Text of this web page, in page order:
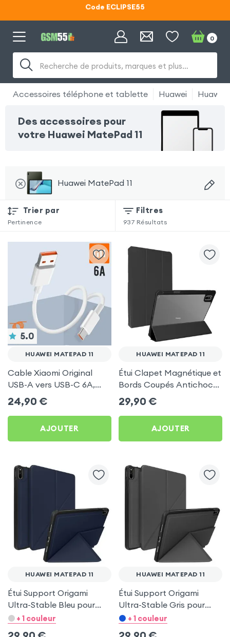
Lunettes d'éclipse OFFERTES
Code ECLIPSE55
Recherche de produits, marques et plus…
0
Accessoires téléphone et tablette Huawei Huawei
Des accessoires pour
votre Huawei MatePad 11
Huawei MatePad 11
Trier par
Pertinence
Filtres
937 Résultats
5.0
HUAWEI MATEPAD 11
Cable Xiaomi Original
USB-A vers USB-C 6A,
Charge Rapide et
Synchronisation - Blanc
pour Huawei MatePad 11
24,90 €
AJOUTER
HUAWEI MATEPAD 11
Étui Clapet Magnétique et
Bords Coupés Antichocs
- Dos Transparent, Noir
pour Huawei MatePad 11
29,90 €
AJOUTER
HUAWEI MATEPAD 11
Étui Support Origami
Ultra-Stable Bleu pour
Huawei MatePad 11
+ 1 couleur
HUAWEI MATEPAD 11
Étui Support Origami
Ultra-Stable Gris pour
Huawei MatePad 11
+ 1 couleur